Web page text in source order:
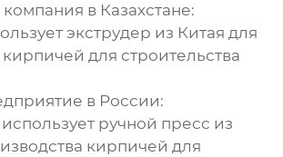
в Казахстане:
экструдер из Китая для
для строительства
в России:
ручной пресс из
кирпичей для